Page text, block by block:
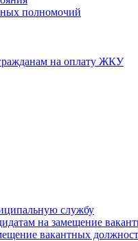
полномочий
на оплату ЖКУ
службу
на замещение
вакантных